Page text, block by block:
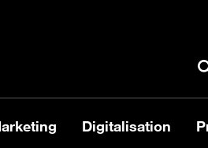
Digitalisation